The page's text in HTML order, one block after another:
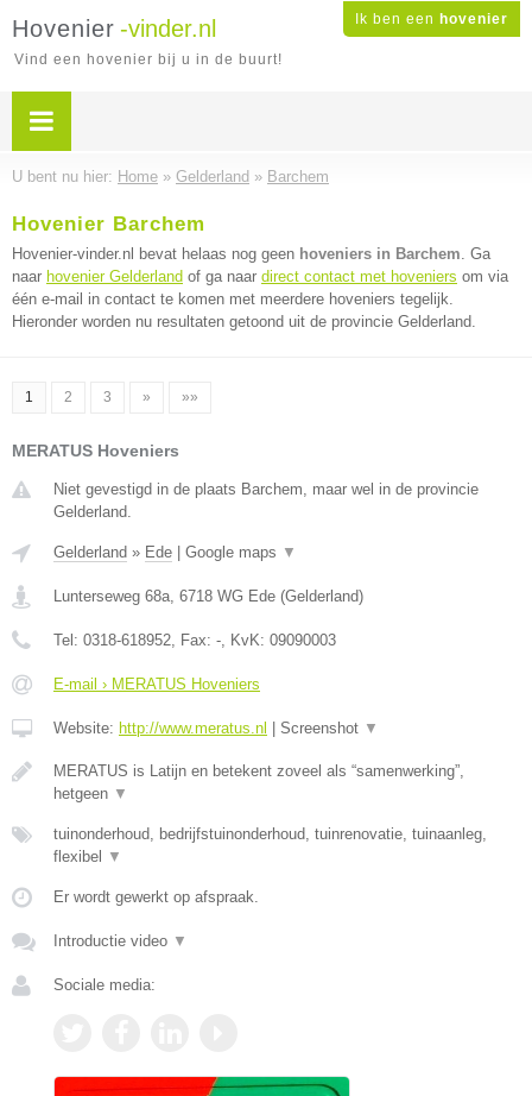
Ik ben een hovenier
Hovenier -vinder.nl
Vind een hovenier bij u in de buurt!
U bent nu hier: Home » Gelderland » Barchem
Hovenier Barchem
Hovenier-vinder.nl bevat helaas nog geen hoveniers in Barchem. Ga
naar hovenier Gelderland of ga naar direct contact met hoveniers om via
één e-mail in contact te komen met meerdere hoveniers tegelijk.
Hieronder worden nu resultaten getoond uit de provincie Gelderland.
1 2 3 » »»
MERATUS Hoveniers
Niet gevestigd in de plaats Barchem, maar wel in de provincie
Gelderland.
Gelderland » Ede Google maps ▼
Lunterseweg 68a, 6718 WG Ede (Gelderland)
Tel: 0318-618952, Fax: -, KvK: 09090003
E-mail › MERATUS Hoveniers
Website: http://www.meratus.nl Screenshot ▼
MERATUS is Latijn en betekent zoveel als “samenwerking”,
hetgeen ▼
tuinonderhoud, bedrijfstuinonderhoud, tuinrenovatie, tuinaanleg,
flexibel
▼
Er wordt gewerkt op afspraak.
Introductie video ▼
Sociale media: